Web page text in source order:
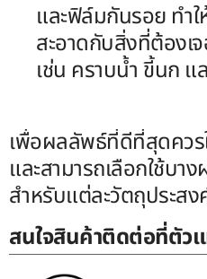
และฟิล์มกันรอย ทำ
สะอาดกับสิ่งที่ต้องเ
เช่น คราบน้ำ ขี้นก แ
เพื่อผลลัพธ์ที่ดีที่สุดคว
และสามารถเลือกใช้บ
สำหรับแต่ละวัตถุประสง
สนใจสินค้าติดต่อที่ตัว